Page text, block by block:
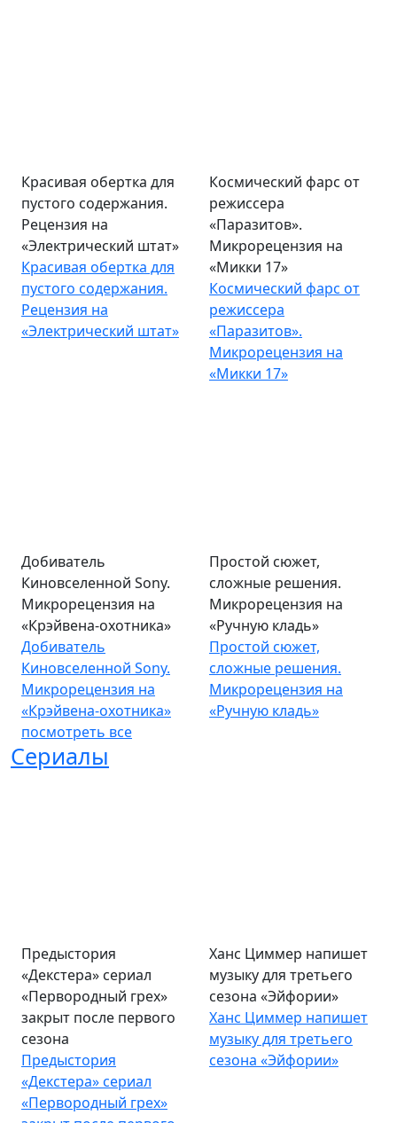
Красивая обертка для
пустого содержания.
Рецензия на
«Электрический штат»
Красивая обертка для
пустого содержания.
Рецензия на
«Электрический штат»
Космический фарс от
режиссера
«Паразитов».
Микрорецензия на
«Микки 17»
Космический фарс от
режиссера
«Паразитов».
Микрорецензия на
«Микки 17»
Добиватель
Киновселенной Sony.
Микрорецензия на
«Крэйвена-охотника»
Добиватель
Киновселенной Sony.
Микрорецензия на
«Крэйвена-охотника»
Простой сюжет,
сложные решения.
Микрорецензия на
«Ручную кладь»
Простой сюжет,
сложные решения.
Микрорецензия на
«Ручную кладь»
посмотреть все
Сериалы
Предыстория
«Декстера» сериал
«Первородный грех»
закрыт после первого
сезона
Предыстория
«Декстера» сериал
«Первородный грех»
Ханс Циммер напишет
музыку для третьего
сезона «Эйфории»
Ханс Циммер напишет
музыку для третьего
сезона «Эйфории»